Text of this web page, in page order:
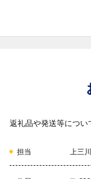
返礼品や発送等につい
担当 上三